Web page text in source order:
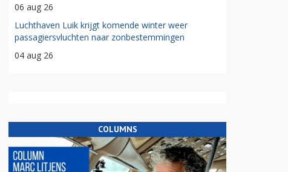
06 aug 26
Luchthaven Luik krijgt komende winter weer
passagiersvluchten naar zonbestemmingen
04 aug 26
COLUMNS